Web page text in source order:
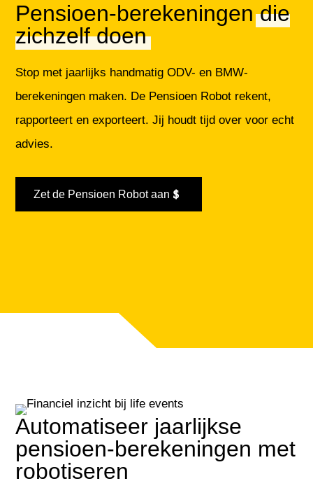
Pensioen-berekeningendie
zichzelf doen
Stop met jaarlijks handmatig ODV- en BMW-
berekeningen maken. De Pensioen Robot rekent,
rapporteert en exporteert. Jij houdt tijd over voor echt
advies.
Zet de Pensioen Robot aan
Automatiseer jaarlijkse
pensioen-berekeningen met
robotiseren